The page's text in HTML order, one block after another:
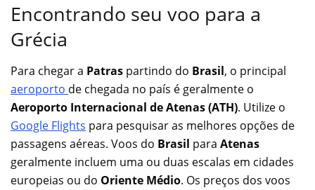
Encontrando seu voo para a
Grécia
Para chegar a Patras partindo do Brasil, o principal
aeroporto de chegada no país é geralmente o
Aeroporto Internacional de Atenas (ATH). Utilize o
Google Flights para pesquisar as melhores opções de
passagens aéreas. Voos do Brasil para Atenas
geralmente incluem uma ou duas escalas em cidades
europeias ou do Oriente Médio. Os preços dos voos